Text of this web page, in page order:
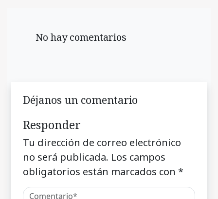
No hay comentarios
Déjanos un comentario
Responder
Tu dirección de correo electrónico
no será publicada. Los campos
obligatorios están marcados con *